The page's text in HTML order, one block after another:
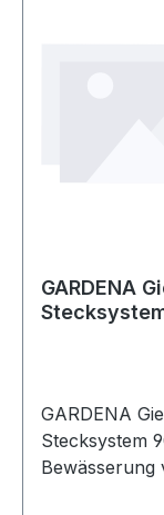
GARDENA Gießstab Kunststoff/Metall
Stecksystem
GARDENA Gießstab Kunststoff/Metall
Stecksystem